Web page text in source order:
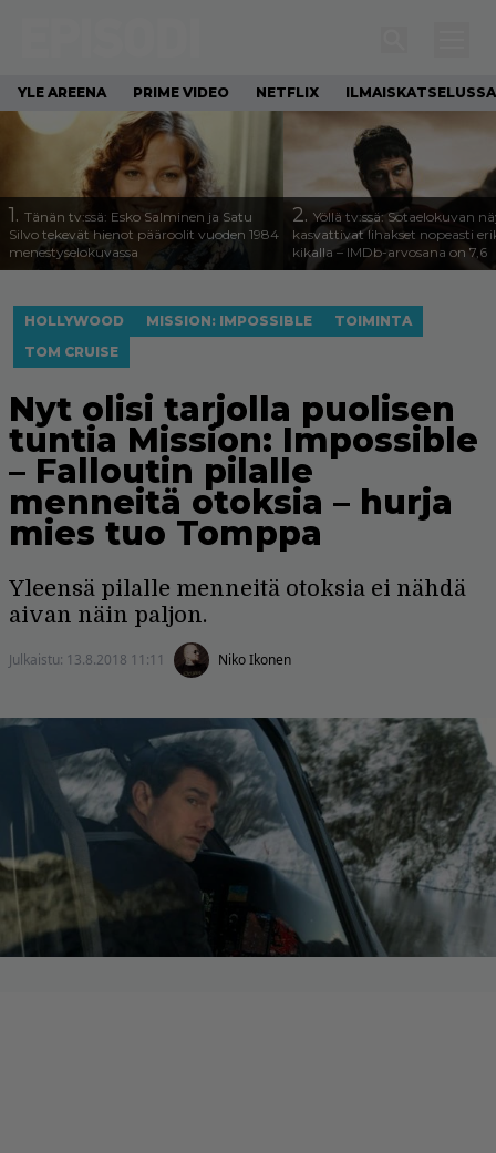
YLE AREENA PRIME VIDEO NETFLIX ILMAISKATSELUSSA
1. Tänän tv:ssä: Esko Salminen ja Satu
Silvo tekevät hienot pääroolit vuoden 1984
menestyselokuvassa
2. Yöllä tv:ssä: Sotaelokuvan
kasvattivat lihakset nopeasti
kikalla – IMDb-arvosana on 7,6
HOLLYWOOD MISSION: IMPOSSIBLE
TOIMINTA
TOM CRUISE
Nyt olisi tarjolla puolisen
tuntia Mission: Impossible
– Falloutin pilalle
menneitä otoksia – hurja
mies tuo Tomppa
Yleensä pilalle menneitä otoksia ei nähdä
aivan näin paljon.
Julkaistu: 13.8.2018 11:11 Niko Ikonen